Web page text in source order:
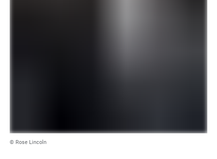
© Rose Lincoln